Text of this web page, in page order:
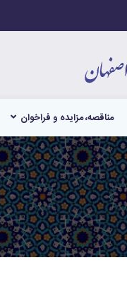
مناقصه، مزایده و فراخوان